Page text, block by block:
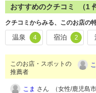
おすすめのクチコミ （1
クチコミからみる、このお店の
温泉 4 宿泊 2
このお店・スポットの
推薦者
こま さん （女性/鹿児島市